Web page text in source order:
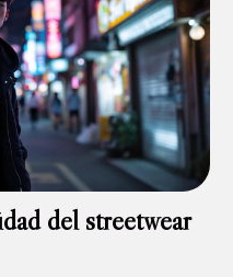
del streetwear